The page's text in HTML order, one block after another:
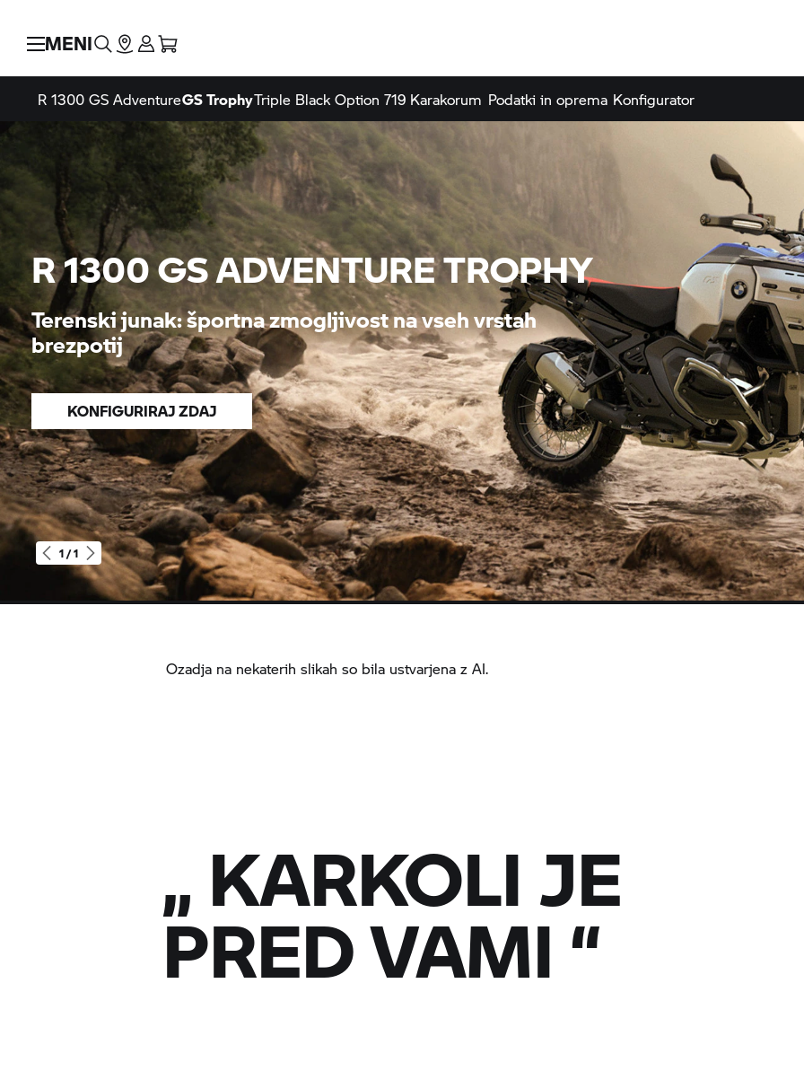
MENI
R 1300 GS AdventureGS TrophyTriple Black Option 719 Karakorum Podatki in oprema Konfigurator
R
1 / 1
R 1300 GS ADVENTURE TROPHY
Terenski junak: športna zmogljivost na vseh vrstah
brezpotij
KONFIGURIRAJ ZDAJ
Ozadja na nekaterih slikah so bila ustvarjena z AI.
„ KARKOLI JE
PRED VAMI “